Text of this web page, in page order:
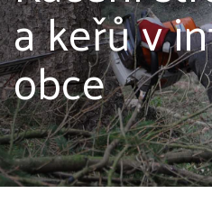
a keřů v
obce